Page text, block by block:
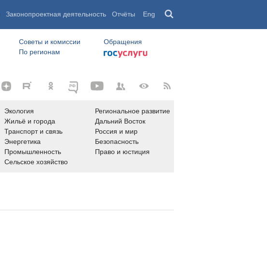
Законопроектная деятельность Отчёты Eng
Советы и комиссии
По регионам
Обращения
Экология
Жильё и города
Транспорт и связь
Энергетика
Промышленность
Сельское хозяйство
Региональное развитие
Дальний Восток
Россия и мир
Безопасность
Право и юстиция